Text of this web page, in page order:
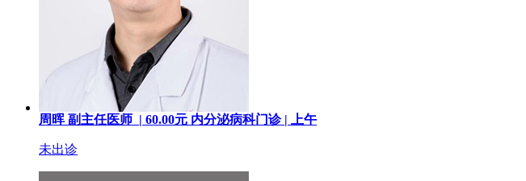
周晖副主任医师 | 60.00元 内分泌病科门诊 | 上午
未出诊